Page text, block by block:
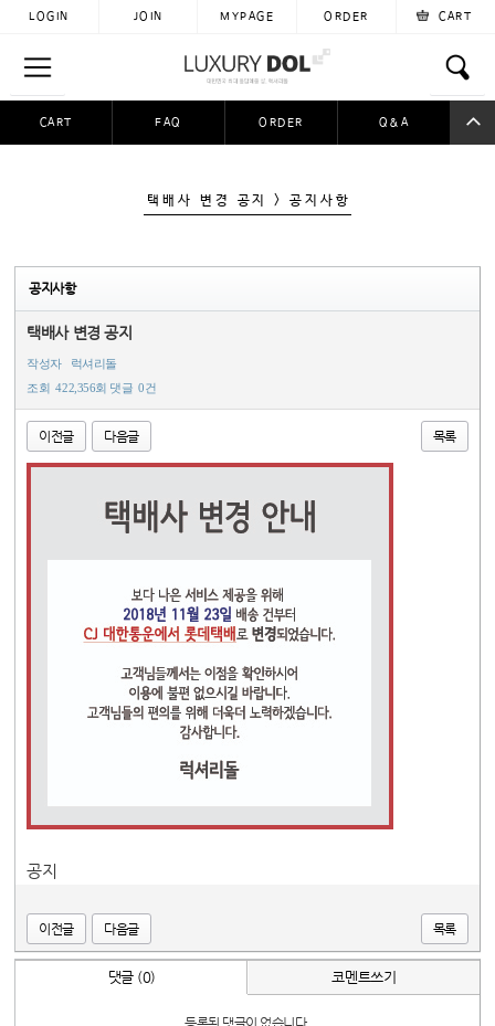
LOGIN JOIN MYPAGE ORDER CART
CART FAQ ORDER Q&A
택배사 변경 공지 > 공지사항
공지사항
택배사 변경 공지
작성자
럭셔리돌
조회
422,356회 댓글 0건
이전글 다음글 목록
공지
이전글 다음글 목록
댓글 (0) 코멘트쓰기